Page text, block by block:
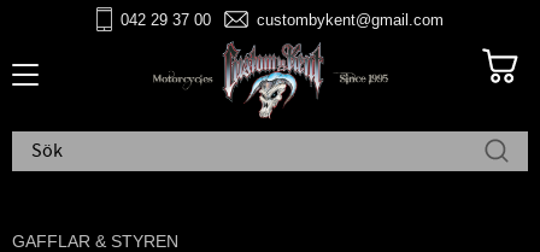
042 29 37 00 custombykent@gmail.com
GAFFLAR & STYREN